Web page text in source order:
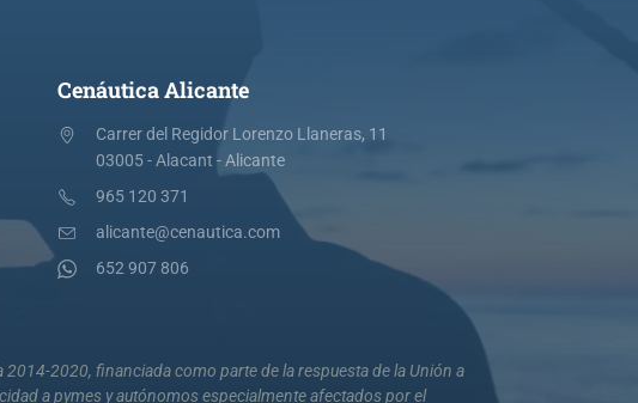
Cenáutica Alicante
Carrer del Regidor Lorenzo Llaneras, 11
03005 - Alacant - Alicante
965 120 371
alicante@cenautica.com
652 907 806
2020, financiada como parte de la respuesta de la Unión a
a pymes y autónomos especialmente afectados por el